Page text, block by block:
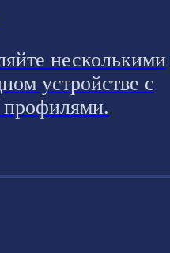
несколькими
устройстве с